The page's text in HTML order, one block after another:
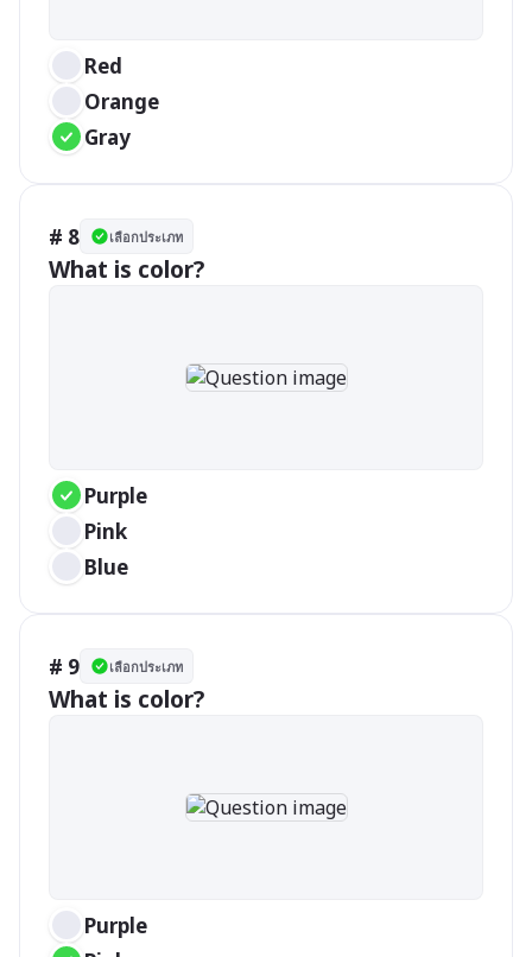
Red
Orange
Gray
# 8 เลือกประเภท
What is color?
Purple
Pink
Blue
# 9 เลือกประเภท
What is color?
Purple